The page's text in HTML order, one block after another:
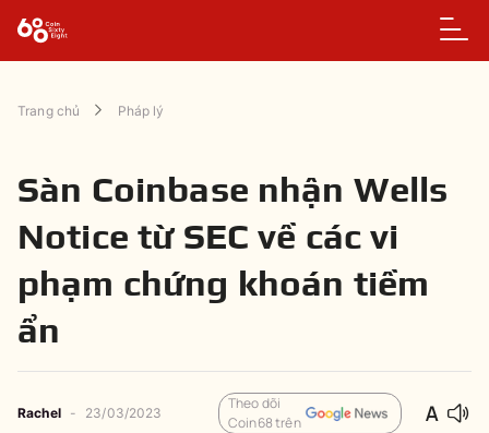
Trang chủ Pháp lý
Sàn Coinbase nhận Wells
Notice từ SEC về các vi
phạm chứng khoán tiềm
ẩn
Rachel - 23/03/2023
Theo dõi
Coin68 trên